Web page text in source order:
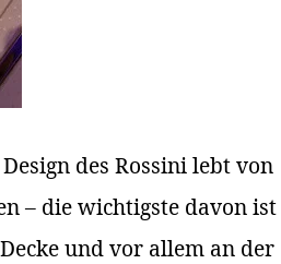
des Rossini lebt von
– die wichtigste davon ist
und vor allem an der